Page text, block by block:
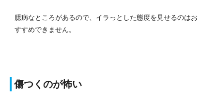
臆病なところがあるので、イラっとした態度を見せるのはお
すすめできません。
傷つくのが怖い